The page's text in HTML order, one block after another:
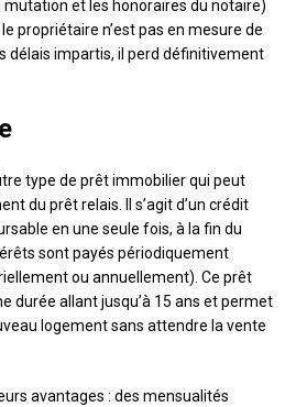
et les honoraires du notaire)
propriétaire n’est pas en mesure de
délais impartis, il perd définitivement
type de prêt immobilier qui peut
du prêt relais. Il s’agit d’un crédit
en une seule fois, à la fin du
sont payés périodiquement
ou annuellement). Ce prêt
durée allant jusqu’à 15 ans et permet
logement sans attendre la vente
avantages : des mensualités